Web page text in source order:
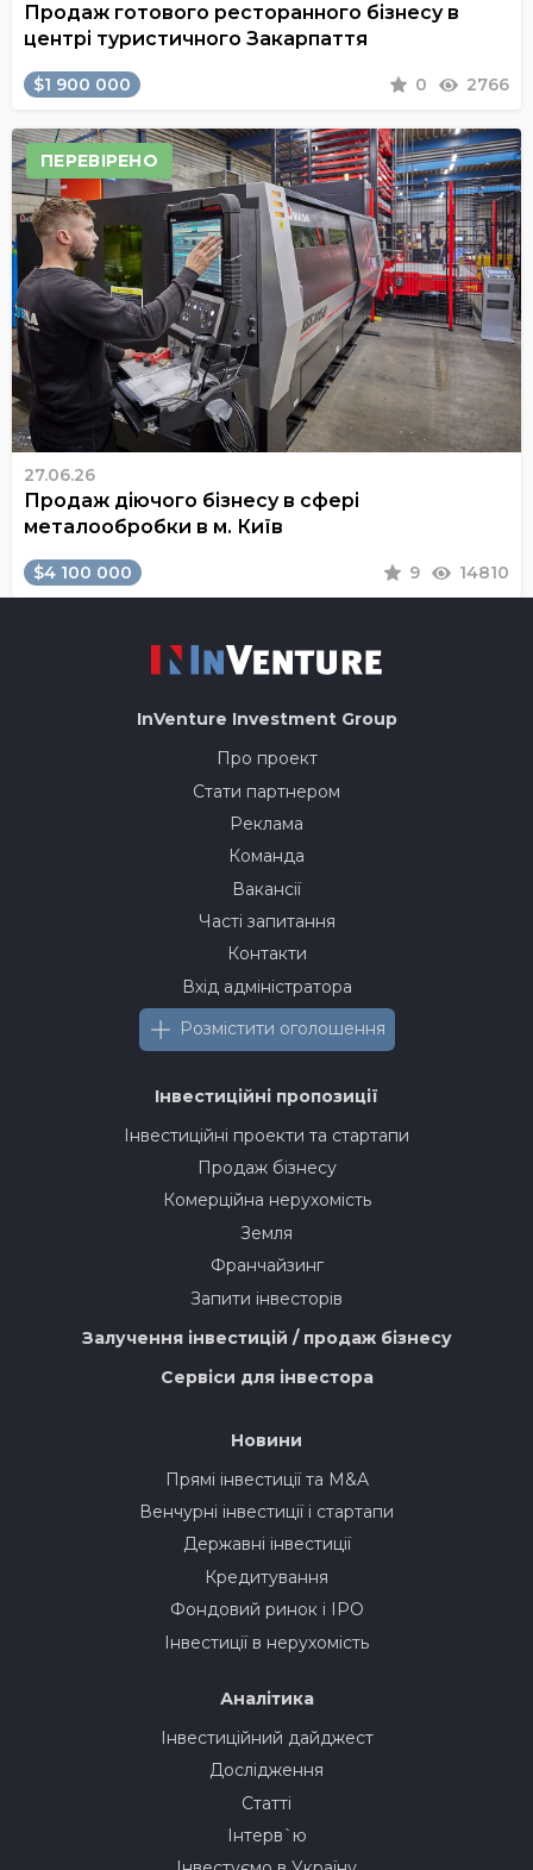
Продаж готового ресторанного бізнесу в
центрі туристичного Закарпаття
$1 900 000 0 2766
ПЕРЕВІРЕНО
27.06.26
Продаж діючого бізнесу в сфері
металообробки в м. Київ
$4 100 000 9 14810
InVenture Investment Group
Про проект
Стати партнером
Реклама
Команда
Вакансії
Часті запитання
Контакти
Вхід адміністратора
Розмістити оголошення
Інвестиційні пропозиції
Інвестиційні проекти та стартапи
Продаж бізнесу
Комерційна нерухомість
Земля
Франчайзинг
Запити інвесторів
Залучення інвестицій / продаж бізнесу
Сервіси для інвестора
Новини
Прямі інвестиції та M&A
Венчурні інвестиції і стартапи
Державні інвестиції
Кредитування
Фондовий ринок і IPO
Інвестиції в нерухомість
Аналітика
Інвестиційний дайджест
Дослідження
Статті
Інтерв`ю